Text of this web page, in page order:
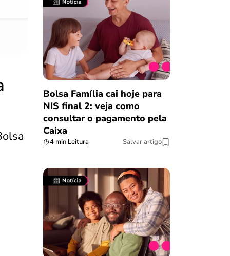
Bolsa Família cai hoje para
NIS final 2: veja como
consultar o pagamento pela
Caixa
4 min Leitura Salvar artigo